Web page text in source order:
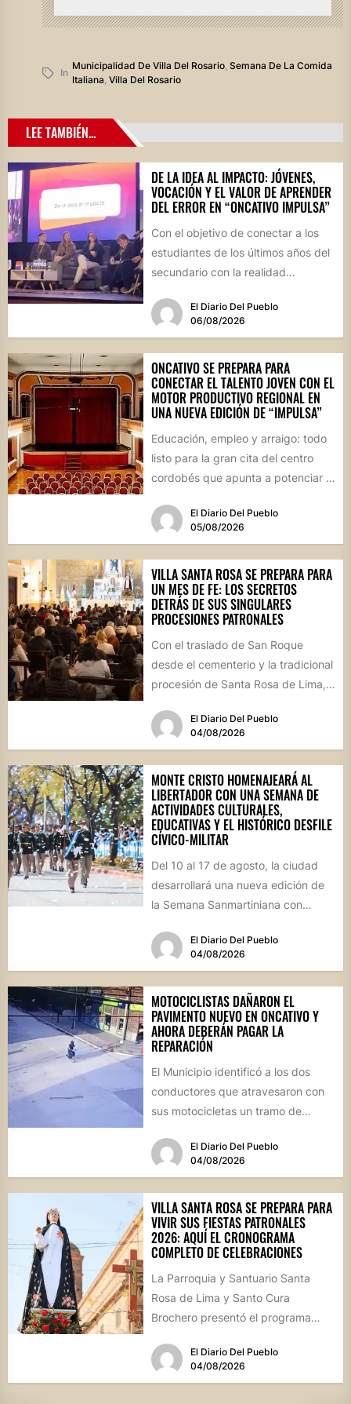
In
Municipalidad De Villa Del Rosario, Semana De La Comida
Italiana Villa Del Rosario
LEE TAMBIÉN...
DE LA IDEA AL IMPACTO: JÓVENES,
VOCACIÓN Y EL VALOR DE APRENDER
DEL ERROR EN “ONCATIVO IMPULSA”
Con el objetivo de conectar a los
estudiantes de los últimos años del
secundario con la realidad
El Diario Del Pueblo
06/08/2026
ONCATIVO SE PREPARA PARA
CONECTAR EL TALENTO JOVEN CON EL
MOTOR PRODUCTIVO REGIONAL EN
UNA NUEVA EDICIÓN DE “IMPULSA”
Educación, empleo y arraigo: todo
listo para la gran cita del centro
cordobés que apunta a potenciar el
El Diario Del Pueblo
05/08/2026
VILLA SANTA ROSA SE PREPARA PARA
UN MES DE FE: LOS SECRETOS
DETRÁS DE SUS SINGULARES
PROCESIONES PATRONALES
Con el traslado de San Roque
desde el cementerio y la tradicional
procesión de Santa Rosa de Lima,
El Diario Del Pueblo
04/08/2026
MONTE CRISTO HOMENAJEARÁ AL
LIBERTADOR CON UNA SEMANA DE
ACTIVIDADES CULTURALES,
EDUCATIVAS Y EL HISTÓRICO DESFILE
CÍVICO-MILITAR
Del 10 al 17 de agosto, la ciudad
desarrollará una nueva edición de
la Semana Sanmartiniana con
El Diario Del Pueblo
04/08/2026
MOTOCICLISTAS DAÑARON EL
PAVIMENTO NUEVO EN ONCATIVO Y
AHORA DEBERÁN PAGAR LA
REPARACIÓN
El Municipio identificó a los dos
conductores que atravesaron con
sus motocicletas un tramo de
calle...
El Diario Del Pueblo
04/08/2026
VILLA SANTA ROSA SE PREPARA PARA
VIVIR SUS FIESTAS PATRONALES
2026: AQUÍ EL CRONOGRAMA
COMPLETO DE CELEBRACIONES
La Parroquia y Santuario Santa
Rosa de Lima y Santo Cura
Brochero presentó el programa
El Diario Del Pueblo
04/08/2026